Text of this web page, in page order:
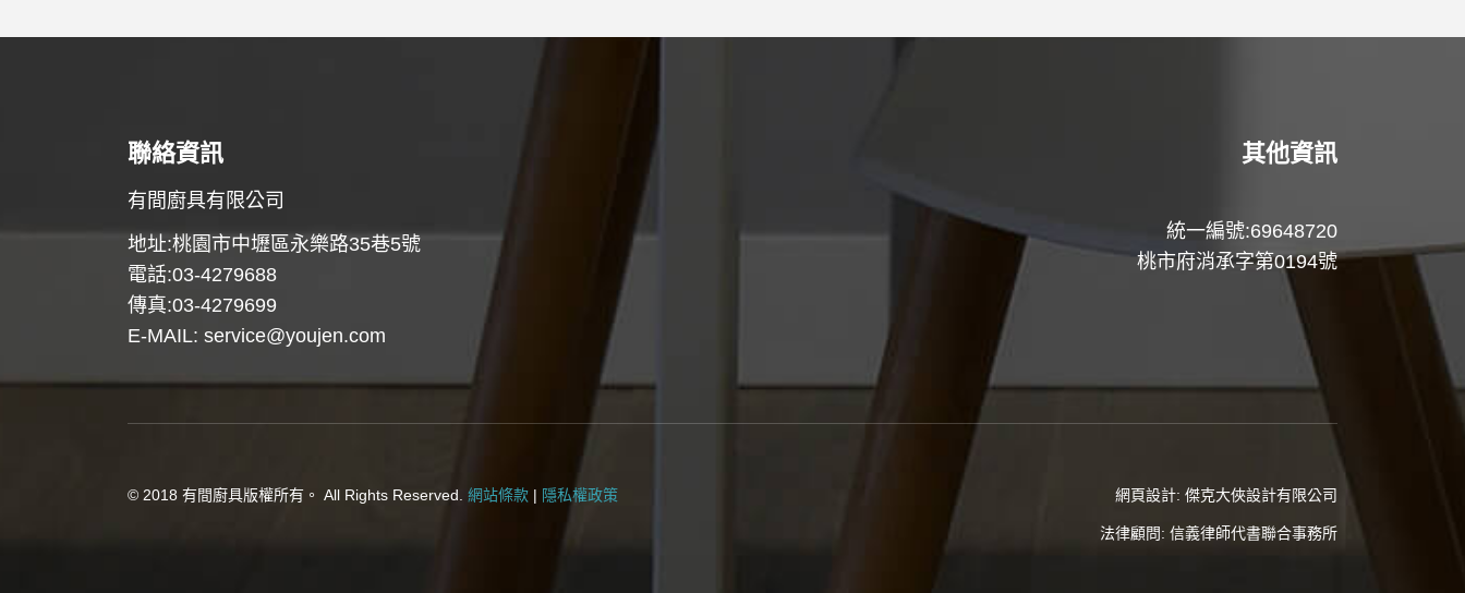
聯絡資訊
有間廚具有限公司
地址:桃園市中壢區永樂路35巷5號
電話:03-4279688
傳真:03-4279699
E-MAIL: service@youjen.com
其他資訊
統一編號:69648720
桃市府消承字第0194號
© 2018 有間廚具版權所有。 All Rights Reserved. 網站條款 | 隱私權政策 網頁設計: 傑克大俠設計有限公司
法律顧問: 信義律師代書聯合事務所